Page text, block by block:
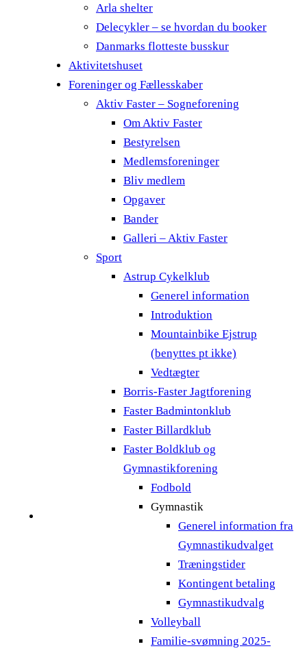
Arla shelter
Delecykler – se hvordan du booker
Danmarks flotteste busskur
Aktivitetshuset
Foreninger og Fællesskaber
Aktiv Faster – Sogneforening
Om Aktiv Faster
Bestyrelsen
Medlemsforeninger
Bliv medlem
Opgaver
Bander
Galleri – Aktiv Faster
Sport
Astrup Cykelklub
Generel information
Introduktion
Mountainbike Ejstrup
(benyttes pt ikke)
Vedtægter
Borris-Faster Jagtforening
Faster Badmintonklub
Faster Billardklub
Faster Boldklub og
Gymnastikforening
Fodbold
Gymnastik
Generel information fra
Gymnastikudvalget
Træningstider
Kontingent betaling
Gymnastikudvalg
Volleyball
Familie-svømning 2025-